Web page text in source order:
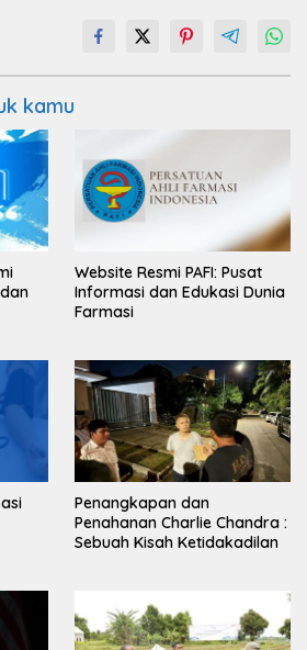
kamu
Website Resmi PAFI: Pusat
Informasi dan Edukasi Dunia
Farmasi
Penangkapan dan
Penahanan Charlie Chandra :
Sebuah Kisah Ketidakadilan